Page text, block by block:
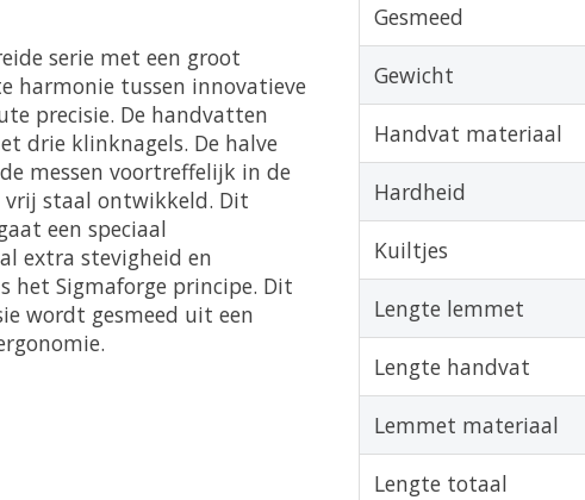
serie met een groot
harmonie tussen innovatieve
precisie. De handvatten
drie klinknagels. De halve
messen voortreffelijk in de
vrij staal ontwikkeld. Dit
een speciaal
extra stevigheid en
het Sigmaforge principe. Dit
wordt gesmeed uit een
Gesmeed
Gewicht
Handvat materiaal
Hardheid
Kuiltjes
Lengte lemmet
Lengte handvat
Lemmet materiaal
Lengte totaal